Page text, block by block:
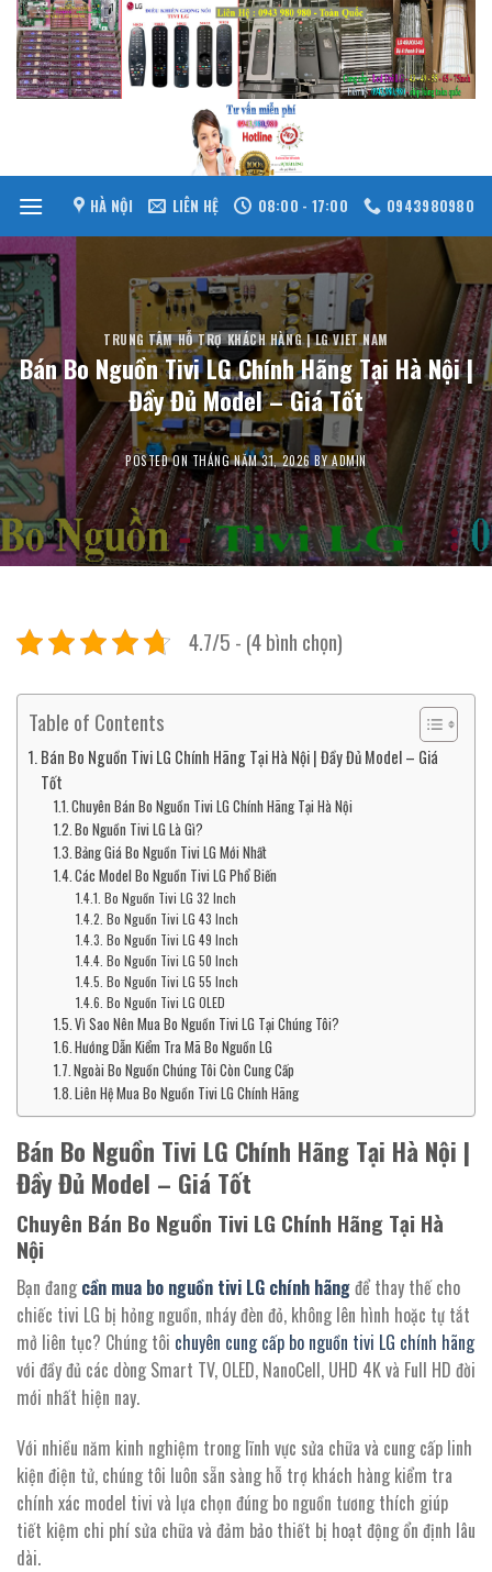
Skip
content
HÀ NỘI LIÊN HỆ 08:00 - 17:00 0943980980
TRUNG TÂM HỖ TRỢ KHÁCH HÀNG | LG VIET NAM
Bán Bo Nguồn Tivi LG Chính Hãng Tại Hà Nội |
Đầy Đủ Model – Giá Tốt
POSTED ONTHÁNG NĂM 31, 2026BYADMIN
4.7/5 - (4 bình chọn)
Table of Contents
Bán Bo Nguồn Tivi LG Chính Hãng Tại Hà Nội | Đầy Đủ Model – Giá
Tốt
Chuyên Bán Bo Nguồn Tivi LG Chính Hãng Tại Hà Nội
Bo Nguồn Tivi LG Là Gì?
Bảng Giá Bo Nguồn Tivi LG Mới Nhất
Các Model Bo Nguồn Tivi LG Phổ Biến
Bo Nguồn Tivi LG 32 Inch
Bo Nguồn Tivi LG 43 Inch
Bo Nguồn Tivi LG 49 Inch
Bo Nguồn Tivi LG 50 Inch
Bo Nguồn Tivi LG 55 Inch
Bo Nguồn Tivi LG OLED
Vì Sao Nên Mua Bo Nguồn Tivi LG Tại Chúng Tôi?
Hướng Dẫn Kiểm Tra Mã Bo Nguồn LG
Ngoài Bo Nguồn Chúng Tôi Còn Cung Cấp
Liên Hệ Mua Bo Nguồn Tivi LG Chính Hãng
Bán Bo Nguồn Tivi LG Chính Hãng Tại Hà Nội |
Đầy Đủ Model – Giá Tốt
Chuyên Bán Bo Nguồn Tivi LG Chính Hãng Tại Hà
Nội
Bạn đang cần mua bo nguồn tivi LG chính hãngđể thay thế cho
chiếc tivi LG bị hỏng nguồn, nháy đèn đỏ, không lên hình hoặc tự tắt
mở liên tục? Chúng tôi chuyên cung cấp bo nguồn tivi LG chính hãng
với đầy đủ các dòng Smart TV, OLED, NanoCell, UHD 4K và Full HD đời
mới nhất hiện nay.
Với nhiều năm kinh nghiệm trong lĩnh vực sửa chữa và cung cấp linh
kiện điện tử, chúng tôi luôn sẵn sàng hỗ trợ khách hàng kiểm tra
chính xác model tivi và lựa chọn đúng bo nguồn tương thích giúp
tiết kiệm chi phí sửa chữa và đảm bảo thiết bị hoạt động ổn định lâu
dài.